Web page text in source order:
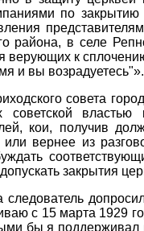
по закрытию
района, в селе
верующих к
и вы возрадуетесь"».
совета
советской
кои, получив
или вернее из
закрытия
с 15 марта 1929
бы я поддерживал